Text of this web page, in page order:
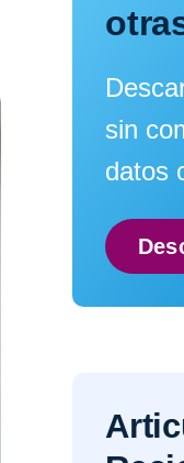
sin
datos